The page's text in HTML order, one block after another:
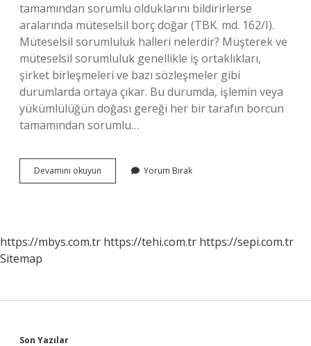
tamamından sorumlu olduklarını bildirirlerse
aralarında müteselsil borç doğar (TBK. md. 162/I).
Müteselsil sorumluluk halleri nelerdir? Müşterek ve
müteselsil sorumluluk genellikle iş ortaklıkları,
şirket birleşmeleri ve bazı sözleşmeler gibi
durumlarda ortaya çıkar. Bu durumda, işlemin veya
yükümlülüğün doğası gereği her bir tarafın borcun
tamamından sorumlu…
Devamını okuyun Müteselsil
Sorumluluk
Yorum Bırak
https://mbys.com.tr https://tehi.com.tr https://sepi.com.tr
Sitemap
Son Yazılar